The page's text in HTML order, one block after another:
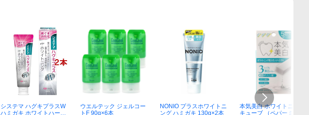
システマ ハグキプラスW
ハミガキ ホワイトハーブ
ウエルテック ジェルコー
トF 90g×6本
NONIO プラスホワイトニ
ング ハミガキ 130g×2本
本気美白 ホワイトニング
キューブ （ペパーミン